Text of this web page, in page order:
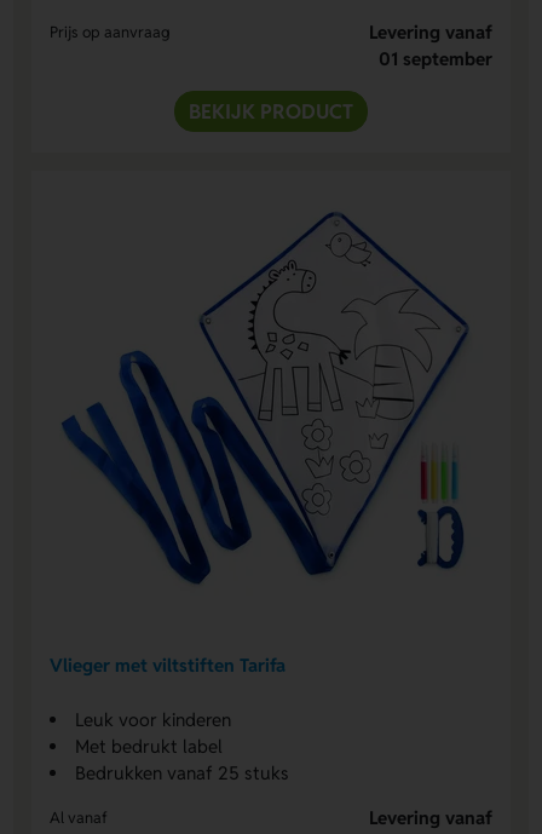
Prijs op aanvraag
Levering vanaf
01 september
BEKIJK PRODUCT
Vlieger met viltstiften Tarifa
Leuk voor kinderen
Met bedrukt label
Bedrukken vanaf 25 stuks
Al vanaf
Levering vanaf